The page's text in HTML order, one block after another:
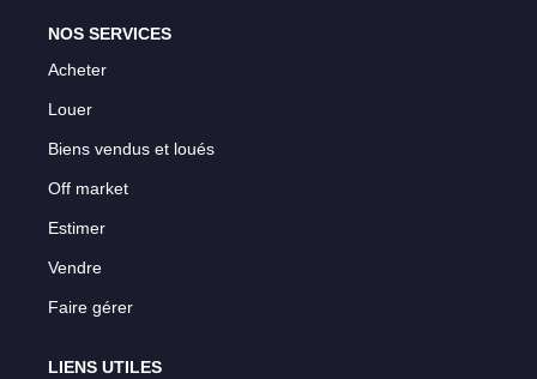
NOS SERVICES
Acheter
Louer
Biens vendus et loués
Off market
Estimer
Vendre
Faire gérer
LIENS UTILES